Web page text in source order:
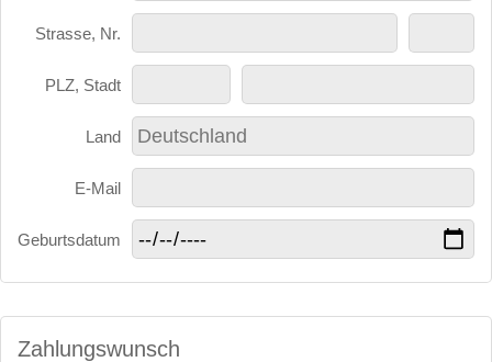
Strasse, Nr.
PLZ, Stadt
Land
E-Mail
Geburtsdatum
Zahlungswunsch